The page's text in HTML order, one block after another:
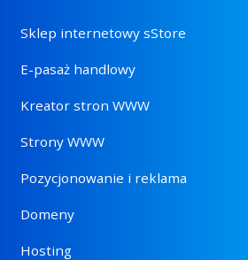
Sklep internetowy sStore
E-pasaż handlowy
Kreator stron WWW
Strony WWW
Pozycjonowanie i reklama
Domeny
Hosting